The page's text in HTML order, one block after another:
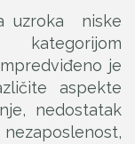
uzroka niske
je
aspekte
nedostatak